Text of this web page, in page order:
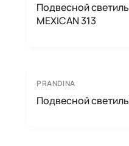
Подвесной
MEXICAN 313
PRANDINA
Подвесной